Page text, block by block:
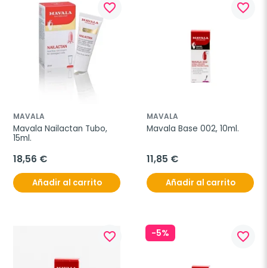
favorite_border
MAVALA
Mavala Nailactan Tubo,
15ml.
18,56 €
Añadir al carrito
favorite_border
MAVALA
Mavala Base 002, 10ml.
11,85 €
Añadir al carrito
favorite_border -5% favorite_border